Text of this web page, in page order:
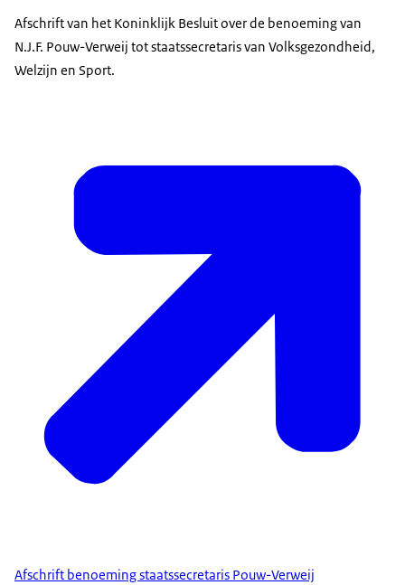
Afschrift van het Koninklijk Besluit over de benoeming van
N.J.F. Pouw-Verweij tot staatssecretaris van Volksgezondheid,
Welzijn en Sport.
Afschrift benoeming staatssecretaris Pouw-Verweij